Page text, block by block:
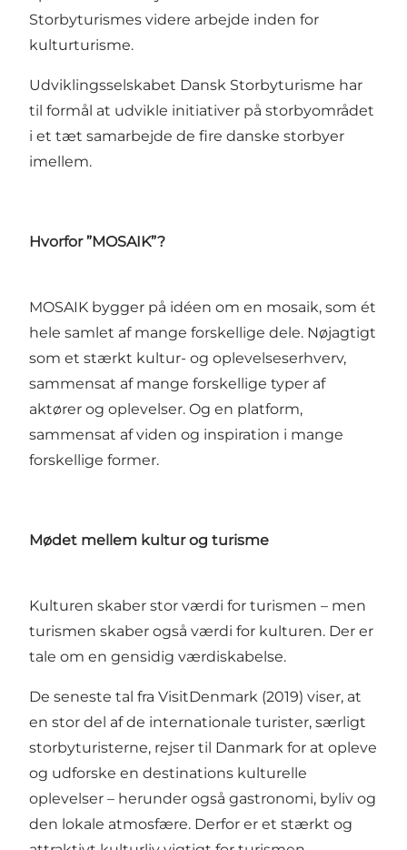
Storbyturismes videre arbejde inden for
kulturturisme.
Udviklingsselskabet Dansk Storbyturisme har
til formål at udvikle initiativer på storbyområdet
i et tæt samarbejde de fire danske storbyer
imellem.
Hvorfor ”MOSAIK”?
MOSAIK bygger på idéen om en mosaik, som ét
hele samlet af mange forskellige dele. Nøjagtigt
som et stærkt kultur- og oplevelseserhverv,
sammensat af mange forskellige typer af
aktører og oplevelser. Og en platform,
sammensat af viden og inspiration i mange
forskellige former.
Mødet mellem kultur og turisme
Kulturen skaber stor værdi for turismen – men
turismen skaber også værdi for kulturen. Der er
tale om en gensidig værdiskabelse.
De seneste tal fra VisitDenmark (2019) viser, at
en stor del af de internationale turister, særligt
storbyturisterne, rejser til Danmark for at opleve
og udforske en destinations kulturelle
oplevelser – herunder også gastronomi, byliv og
den lokale atmosfære. Derfor er et stærkt og